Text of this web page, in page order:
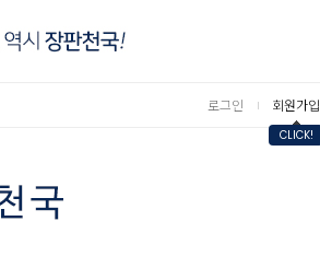
로그인 회원가입
CLICK!